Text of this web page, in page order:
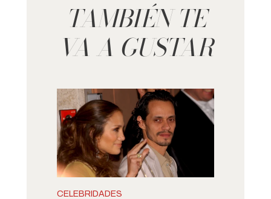
TAMBIÉN TE
VA A GUSTAR
CELEBRIDADES